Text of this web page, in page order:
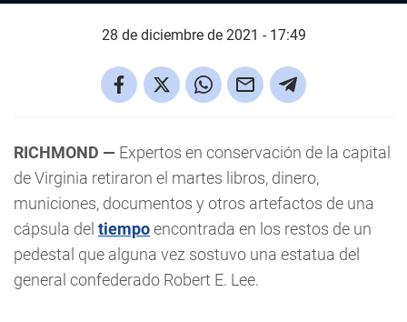
28 de diciembre de 2021 - 17:49
RICHMOND — Expertos en conservación de la capital
de Virginia retiraron el martes libros, dinero,
municiones, documentos y otros artefactos de una
cápsula del tiempoencontrada en los restos de un
pedestal que alguna vez sostuvo una estatua del
general confederado Robert E. Lee.